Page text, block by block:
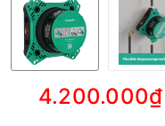
4.200.000₫